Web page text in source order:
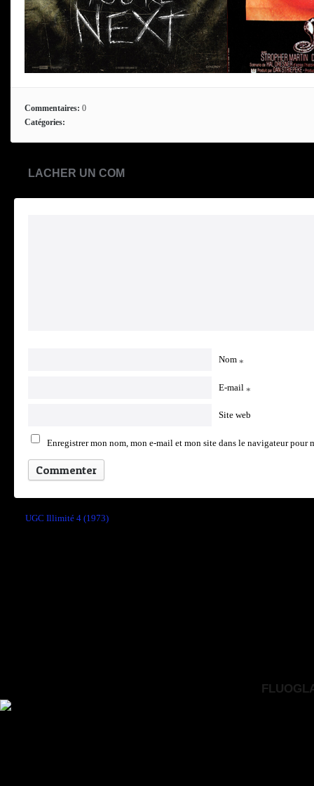
Commentaires: 0
Catégories:
LACHER UN COM
Nom *
E-mail *
Site web
Enregistrer mon nom, mon e-mail et mon site dans le navigateur pour
UGC Illimité 4 (1973)